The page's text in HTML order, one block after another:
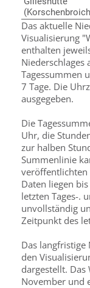
Das aktuelle
Visualisierung
enthalten
Niederschlages
Tagessummen
7 Tage. Die
ausgegeben.
Die
Uhr, die
zur halben
Summenlinie
veröffentlichten
Daten liegen
letzten Tages-.
unvollständig
Zeitpunkt des
Das langfristige
den
dargestellt.
November und